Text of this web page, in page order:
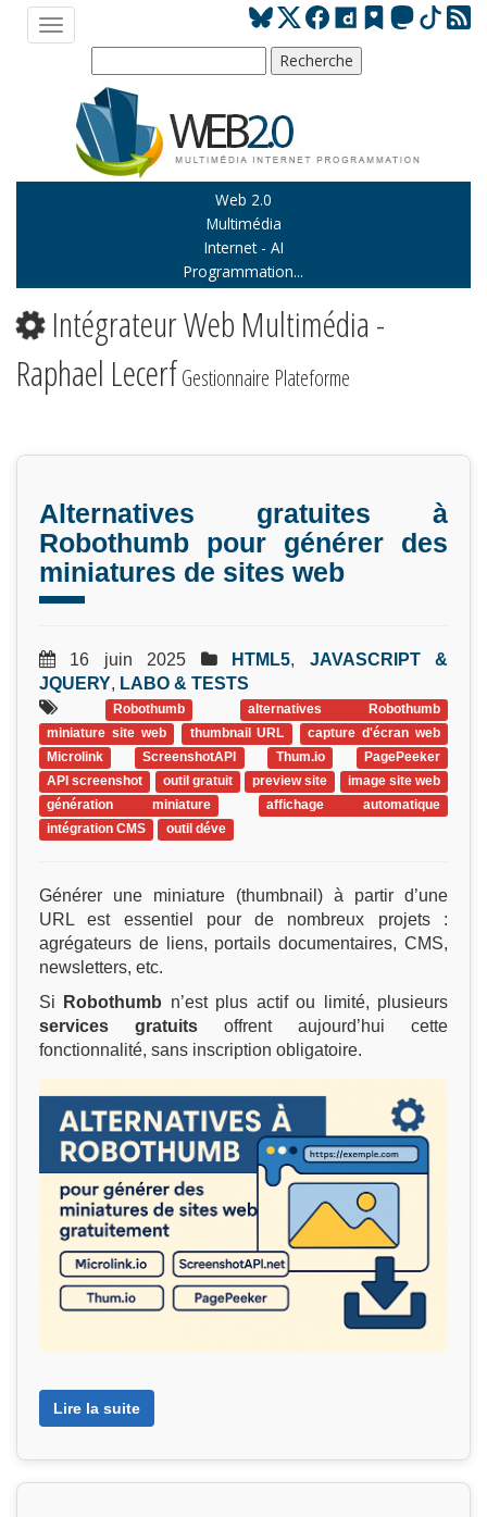
Web 2.0
Multimédia
Internet - AI
Programmation...
Intégrateur Web Multimédia -
Raphael LecerfGestionnaire Plateforme
Alternatives gratuites à
Robothumb pour générer des
miniatures de sites web
16 juin 2025 HTML5, JAVASCRIPT &
JQUERY, LABO & TESTS
Robothumb
alternatives Robothumb
miniature site web
thumbnail URL
capture d'écran web
Microlink
ScreenshotAPI Thum.io
PagePeeker
API screenshot
outil gratuit preview site
image site web
génération miniature
affichage automatique
intégration CMS
outil déve
Générer une miniature (thumbnail) à partir d’une
URL est essentiel pour de nombreux projets :
agrégateurs de liens, portails documentaires, CMS,
newsletters, etc.
Si
Robothumb n’est plus actif ou limité, plusieurs
services gratuits offrent aujourd’hui cette
fonctionnalité, sans inscription obligatoire.
Lire la suite